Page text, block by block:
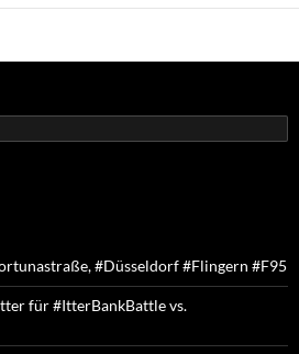
#Düsseldorf #Flingern #F95
für #ItterBankBattle vs.